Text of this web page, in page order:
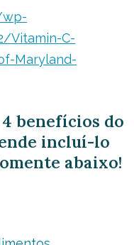
wp-
Vitamin-C-
Maryland-
benefícios do
incluí-lo
abaixo!